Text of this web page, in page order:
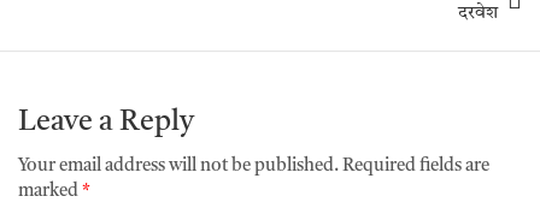
दरवेश
Leave a Reply
Your email address will not be published. Required fields are
marked *